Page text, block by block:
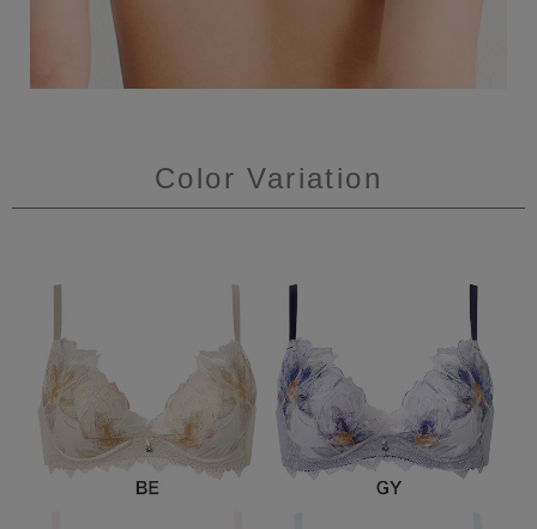
Color Variation